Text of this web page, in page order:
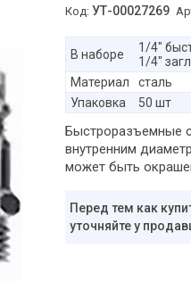
Код: УТ-00027269
В наборе
1/4"
1/4"
Материал
сталь
Упаковка
50 шт
Быстроразъемные
внутренним
может быть
Перед тем как
уточняйте у